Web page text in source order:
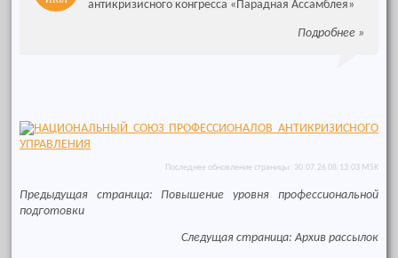
антикризисного конгресса «Парадная Ассамблея»
Подробнее »
Последнее обновление страницы: 30.07.26 08:13:03 MSK
Предыдущая страница: Повышение уровня профессиональной
подготовки
Следущая страница:Архив рассылок